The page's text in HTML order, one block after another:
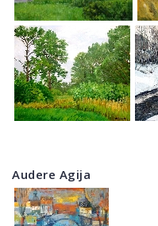
Audere Agija